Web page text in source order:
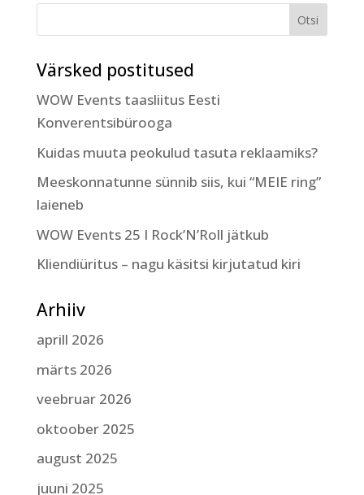
Värsked postitused
WOW Events taasliitus Eesti
Konverentsibürooga
Kuidas muuta peokulud tasuta reklaamiks?
Meeskonnatunne sünnib siis, kui “MEIE ring”
laieneb
WOW Events 25 I Rock’N’Roll jätkub
Kliendiüritus – nagu käsitsi kirjutatud kiri
Arhiiv
aprill 2026
märts 2026
veebruar 2026
oktoober 2025
august 2025
juuni 2025